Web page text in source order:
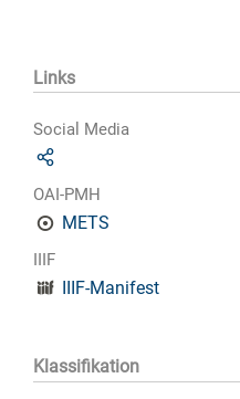
Links
Social Media
OAI-PMH
METS
IIIF
IIIF-Manifest
Klassifikation